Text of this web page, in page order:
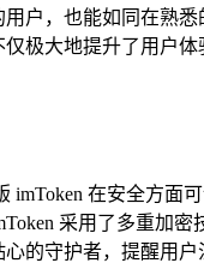
户，也能如同在熟
极大地提升了用户
在安全方
采用了多重加
的守护者，提醒用